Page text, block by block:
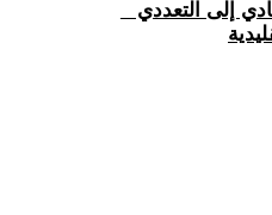
إلى التعددي _